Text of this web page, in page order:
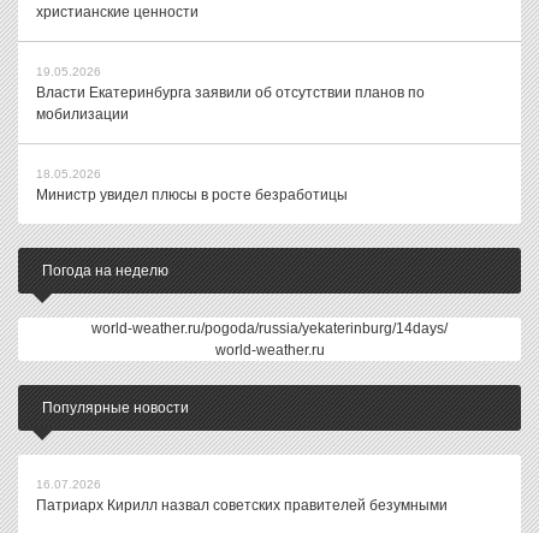
христианские ценности
19.05.2026
Власти Екатеринбурга заявили об отсутствии планов по
мобилизации
18.05.2026
Министр увидел плюсы в росте безработицы
Погода на неделю
world-weather.ru/pogoda/russia/yekaterinburg/14days/
world-weather.ru
Популярные новости
16.07.2026
Патриарх Кирилл назвал советских правителей безумными